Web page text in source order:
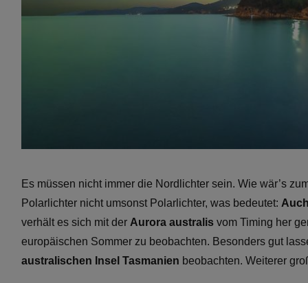
Es müssen nicht immer die Nordlichter sein. Wie wär’s
Polarlichter nicht umsonst Polarlichter, was bedeutet:
verhält es sich mit der Aurora australis vom Timing her
europäischen Sommer zu beobachten. Besonders gut
australischen Insel Tasmanien beobachten. Weiterer